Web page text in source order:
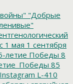
"Добрые
1 мая 1 сентября
летие Победы 8
85
Instagram L-410